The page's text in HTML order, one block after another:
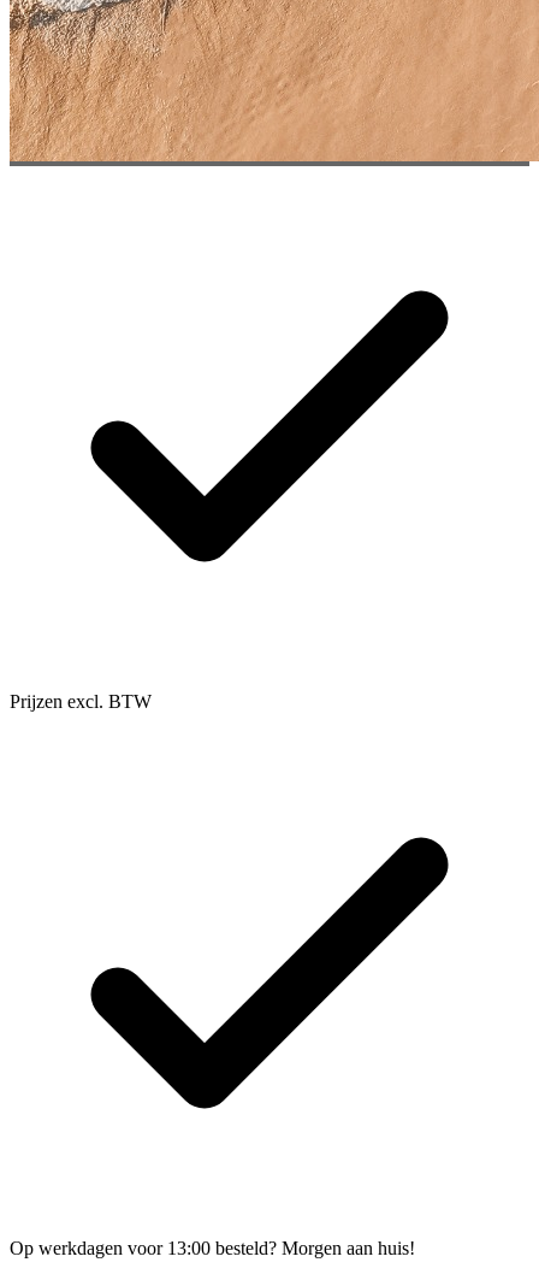
Prijzen excl. BTW
Op werkdagen voor 13:00 besteld? Morgen aan huis!